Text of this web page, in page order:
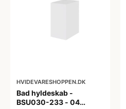
HVIDEVARESHOPPEN.DK
Bad hyldeskab -
BSU030-233 - 04